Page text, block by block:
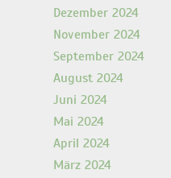
Dezember 2024
November 2024
September 2024
August 2024
Juni 2024
Mai 2024
April 2024
März 2024